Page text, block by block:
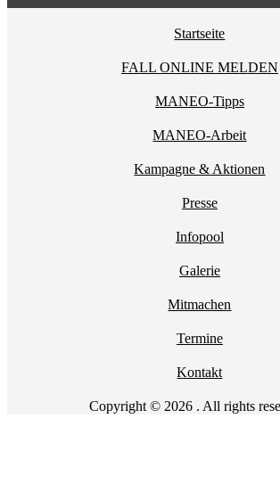
Startseite
FALL ONLINE MELDEN
MANEO-Tipps
MANEO-Arbeit
Kampagne & Aktionen
Presse
Infopool
Galerie
Mitmachen
Termine
Kontakt
Copyright © 2026 . All rights